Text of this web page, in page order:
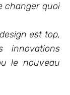
changer quoi
est top,
innovations
le nouveau